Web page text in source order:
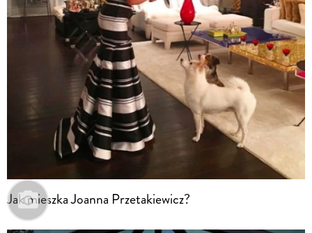
Jak mieszka Joanna Przetakiewicz?